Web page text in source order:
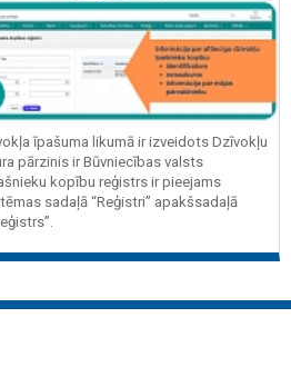
īpašuma likumā ir izveidots Dzīvokļu
pārzinis ir Būvniecības valsts
kopību reģistrs ir pieejams
sadaļā “Reģistri” apakšsadaļā